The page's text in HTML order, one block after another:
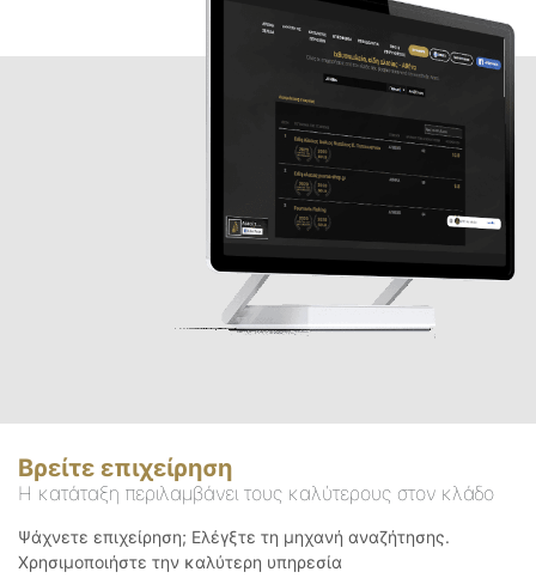
Βρείτε επιχείρηση
Η κατάταξη περιλαμβάνει τους καλύτερους στον κλάδο
Ψάχνετε επιχείρηση; Ελέγξτε τη μηχανή αναζήτησης.
Χρησιμοποιήστε την καλύτερη υπηρεσία